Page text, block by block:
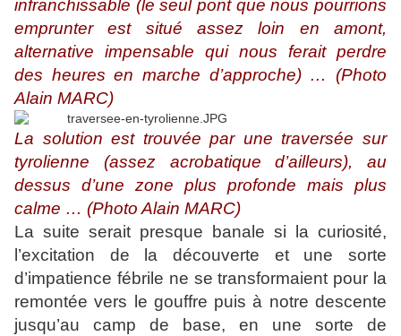
infranchissable (le seul pont que nous pourrions
emprunter est situé assez loin en amont,
alternative impensable qui nous ferait perdre
des heures en marche d’approche) … (Photo
Alain MARC)
La solution est trouvée par une traversée sur
tyrolienne (assez acrobatique d’ailleurs), au
dessus d’une zone plus profonde mais plus
calme … (Photo Alain MARC)
La suite serait presque banale si la curiosité,
l’excitation de la découverte et une sorte
d’impatience fébrile ne se transformaient pour la
remontée vers le gouffre puis à notre descente
jusqu’au camp de base, en une sorte de